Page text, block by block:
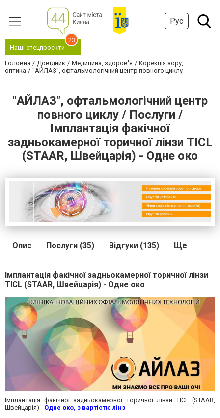
Рус
Наші спецпроєкти
23
Головна Довідник Медицина, здоров'я
Корекція зору,
оптика
"АЙЛАЗ", офтальмологічний центр повного циклу
"АЙЛАЗ", офтальмологічний центр
повного циклу / Послуги /
Імплантація факічної
задньокамерної торичної лінзи TICL
(STAAR, Швейцарія) - Одне око
Опис Послуги (35) Відгуки (135) Ще
Імплантація факічної задньокамерної торичної лінзи
TICL (STAAR, Швейцарія) - Одне око
Імплантація факічної задньокамерної торичної лінзи TICL (STAAR,
Швейцарія) - Одне око, з вартістю лінз